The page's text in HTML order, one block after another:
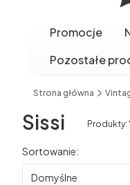
Promocje
Pozostałe
Strona główna
Sissi Produkty:
Lista
Sortowanie:
Domyślne